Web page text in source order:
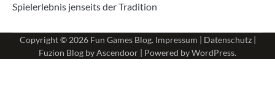
Spielerlebnis jenseits der Tradition
Copyright © 2026 Fun Games Blog. Impressum | Datenschutz|
Fuzion Blog byAscendoor | Powered byWordPress.